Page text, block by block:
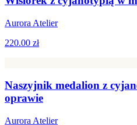
Aurora Atelier
220.00 zł
Naszyjnik medalion z
oprawie
Aurora Atelier